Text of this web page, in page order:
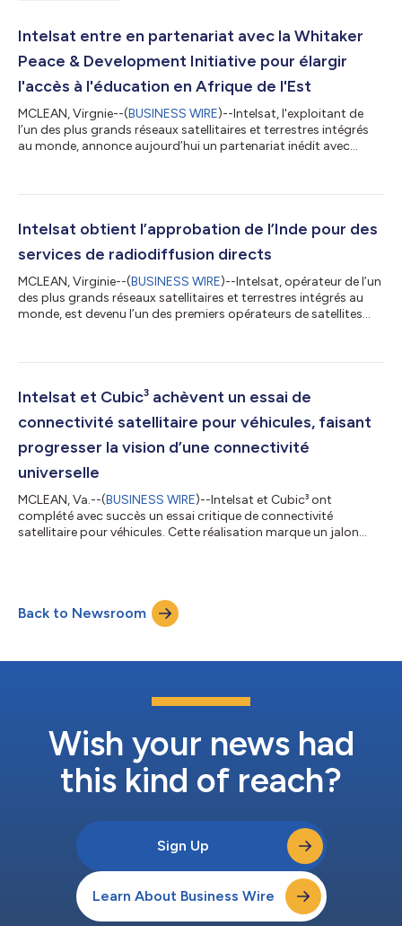
Intelsat entre en partenariat avec la Whitaker
Peace & Development Initiative pour élargir
l'accès à l'éducation en Afrique de l'Est
MCLEAN, Virgnie--(BUSINESS WIRE)--Intelsat, l'exploitant de
l’un des plus grands réseaux satellitaires et terrestres intégrés
au monde, annonce aujourd’hui un partenariat inédit avec
Development Initiative (WPDI), afin de révolutionner l’accès à
Afrique. Cette collaboration fournira pour la première fois une
Intelsat obtient l’approbation de l’Inde pour des
services de radiodiffusion directs
MCLEAN, Virginie--(BUSINESS WIRE)--Intelsat, opérateur de l’un
des plus grands réseaux satellitaires et terrestres intégrés au
monde, est devenu l’un des premiers opérateurs de satellites
sociétés de radiodiffusion indiennes, une avancée réglementaire
services et l’accroissement des investissements en Inde. La
Intelsat et Cubic³ achèvent un essai de
connectivité satellitaire pour véhicules, faisant
progresser la vision d’une connectivité
universelle
MCLEAN, Va.--(BUSINESS WIRE)--Intelsat et Cubic³ ont
complété avec succès un essai critique de connectivité
satellitaire pour véhicules. Cette réalisation marque un jalon
les satellites d’Intelsat et la plateforme logicielle de Cubic³,
démontrant la capacité à relier de manière transparente les
Back to Newsroom
Wish your news had
this kind of reach?
Sign Up
Learn About Business Wire